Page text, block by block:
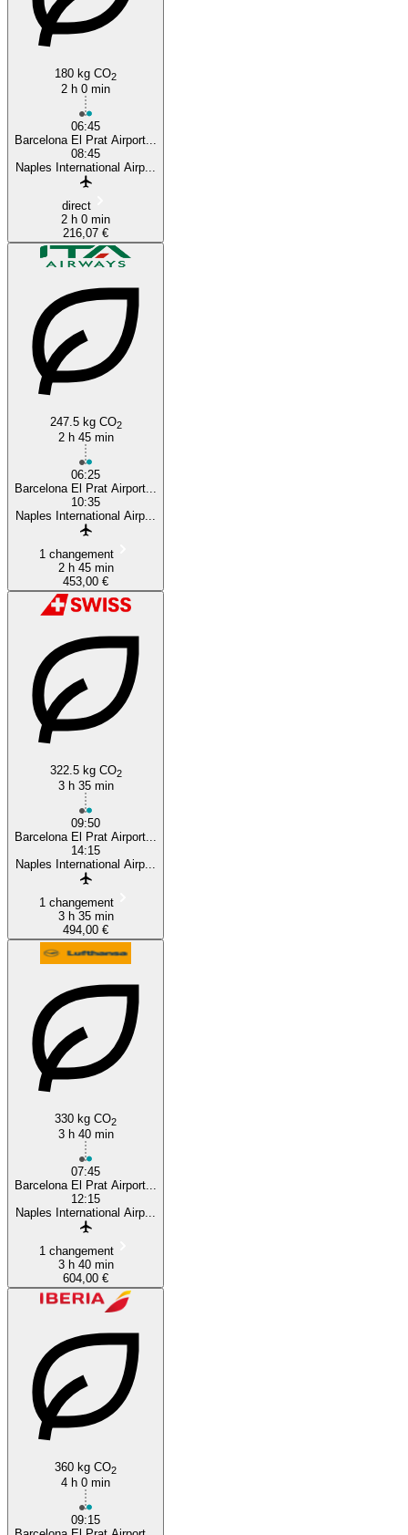
180 kg CO2
2 h 0 min
06:45
Barcelona El Prat Airport...
08:45
Naples International Airp...
direct
2 h 0 min
216,07 €
247.5 kg CO2
2 h 45 min
06:25
Barcelona El Prat Airport...
10:35
Naples International Airp...
1 changement
2 h 45 min
453,00 €
322.5 kg CO2
3 h 35 min
09:50
Barcelona El Prat Airport...
14:15
Naples International Airp...
1 changement
3 h 35 min
494,00 €
330 kg CO2
3 h 40 min
07:45
Barcelona El Prat Airport...
12:15
Naples International Airp...
1 changement
3 h 40 min
604,00 €
360 kg CO2
4 h 0 min
09:15